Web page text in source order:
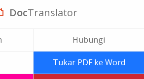
DocTranslator
Hubungi
Tukar PDF ke Word